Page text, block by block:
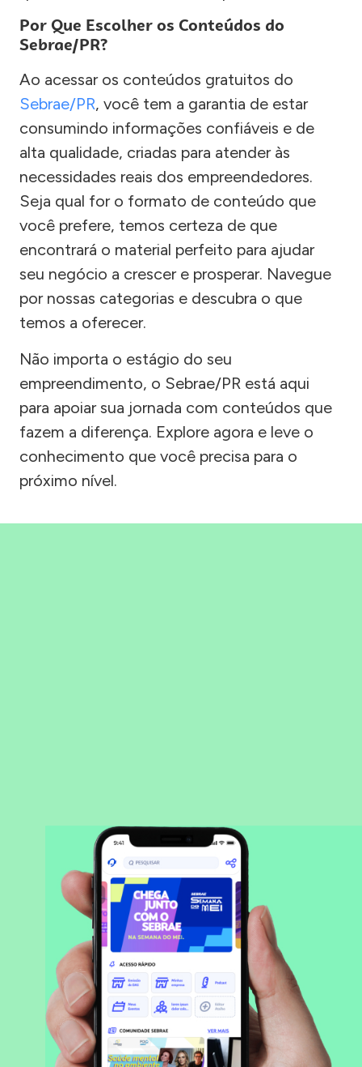
Por Que Escolher os Conteúdos do
Sebrae/PR?
Ao acessar os conteúdos gratuitos do
Sebrae/PR, você tem a garantia de estar
consumindo informações confiáveis e de
alta qualidade, criadas para atender às
necessidades reais dos empreendedores.
Seja qual for o formato de conteúdo que
você prefere, temos certeza de que
encontrará o material perfeito para ajudar
seu negócio a crescer e prosperar. Navegue
por nossas categorias e descubra o que
temos a oferecer.
Não importa o estágio do seu
empreendimento, o Sebrae/PR está aqui
para apoiar sua jornada com conteúdos que
fazem a diferença. Explore agora e leve o
conhecimento que você precisa para o
próximo nível.